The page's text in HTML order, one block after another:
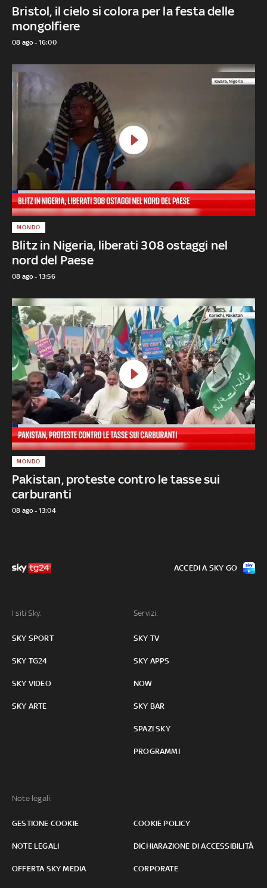
Bristol, il cielo si colora per la festa delle
mongolfiere
08 ago - 16:00
Blitz in Nigeria, liberati 308 ostaggi nel
nord del Paese
MONDO
08 ago - 13:56
Pakistan, proteste contro le tasse sui
carburanti
MONDO
08 ago - 13:04
I siti Sky:
SKY SPORT
SKY TG24
SKY VIDEO
SKY ARTE
Servizi:
SKY TV
SKY APPS
NOW
SKY BAR
SPAZI SKY
PROGRAMMI
Note legali:
GESTIONE COOKIE COOKIE POLICY
NOTE LEGALI DICHIARAZIONE DI ACCESSIBILITÀ
OFFERTA SKY MEDIA CORPORATE
ACCEDI A SKY GO